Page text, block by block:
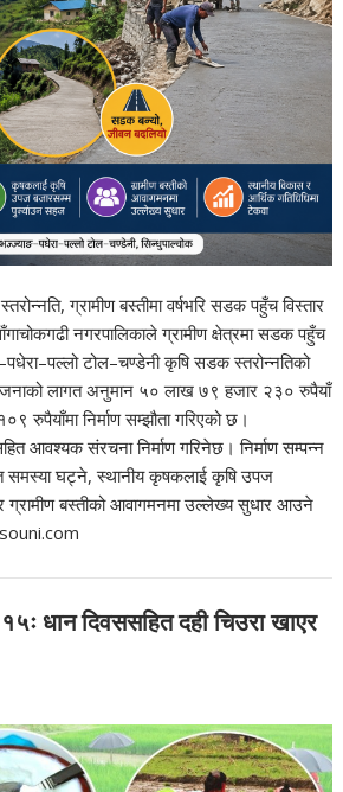
ग्रामीण बस्तीमा वर्षभरि सडक पहुँच विस्तार
नगरपालिकाले ग्रामीण क्षेत्रमा सडक पहुँच
टोल–चण्डेनी कृषि सडक स्तरोन्नतिको
लागत अनुमान ५० लाख ७९ हजार २३० रुपैयाँ
रुपैयाँमा निर्माण सम्झौता गरिएको छ।
आवश्यक संरचना निर्माण गरिनेछ। निर्माण सम्पन्न
समस्या घट्ने, स्थानीय कृषकलाई कृषि उपज
ग्रामीण बस्तीको आवागमनमा उल्लेख्य सुधार आउने
धान दिवससहित दही चिउरा खाएर